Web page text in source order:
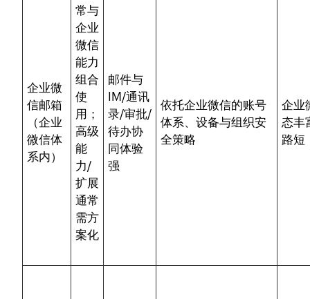
企业微
信邮箱
（企业
微信体
系内）
常与
企业
微信
能力
组合
使
用；
高级
能
力/
扩展
通常
需方
案化
邮件与
IM/通讯
录/审批/
待办协
同体验
强
依托企业微信的账号
体系、设备与组织安
全策略
企业
态丰
路短